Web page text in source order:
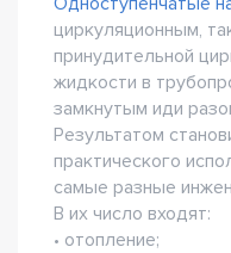
циркуляционным,
принудительной
жидкости в
замкнутым иди
Результатом
практического
самые разные
В их число входят:
• отопление;